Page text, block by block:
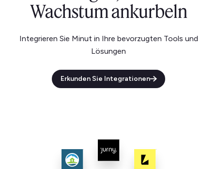
Wachstum ankurbeln
Integrieren Sie Minut in Ihre bevorzugten Tools und
Lösungen
Erkunden Sie Integrationen